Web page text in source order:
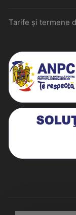
Tarife și termene